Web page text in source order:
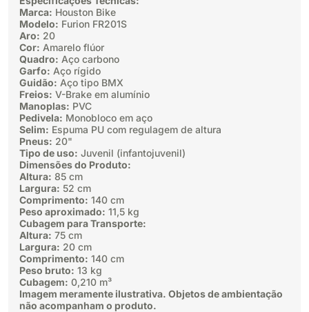
Marca: Houston Bike
Modelo: Furion FR201S
Aro: 20
Cor: Amarelo flúor
Quadro: Aço carbono
Garfo: Aço rígido
Guidão: Aço tipo BMX
Freios: V-Brake em alumínio
Manoplas: PVC
Pedivela: Monobloco em aço
Selim: Espuma PU com regulagem de altura
Pneus: 20"
Tipo de uso: Juvenil (infantojuvenil)
Dimensões do Produto:
Altura: 85 cm
Largura: 52 cm
Comprimento: 140 cm
Peso aproximado: 11,5 kg
Cubagem para Transporte:
Altura: 75 cm
Largura: 20 cm
Comprimento: 140 cm
Peso bruto: 13 kg
Cubagem: 0,210 m³
Imagem meramente ilustrativa. Objetos de ambientação
não acompanham o produto.